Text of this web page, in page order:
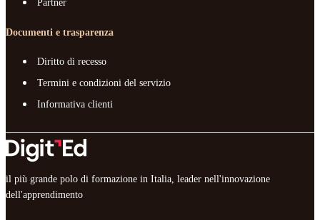
Partner
Documenti e trasparenza
Diritto di recesso
Termini e condizioni del servizio
Informativa clienti
il più grande polo di formazione in Italia, leader nell'innovazione
dell'apprendimento